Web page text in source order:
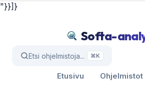
"}}]}
Softa-
Etsi ohjelmistoja... ⌘K
Etusivu Ohjelmistot